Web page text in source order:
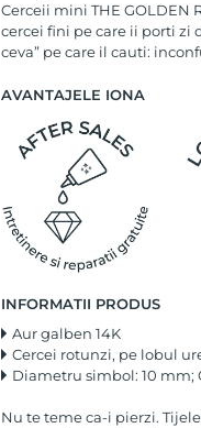
Cerceii mini THE GOLDEN
cercei fini pe care ii porti zi
ceva” pe care il cauti:
AVANTAJELE IONA
INFORMATII PRODUS
Aur galben 14K
Cercei rotunzi, pe lobul
Diametru simbol: 10 mm;
Nu te teme ca-i pierzi.